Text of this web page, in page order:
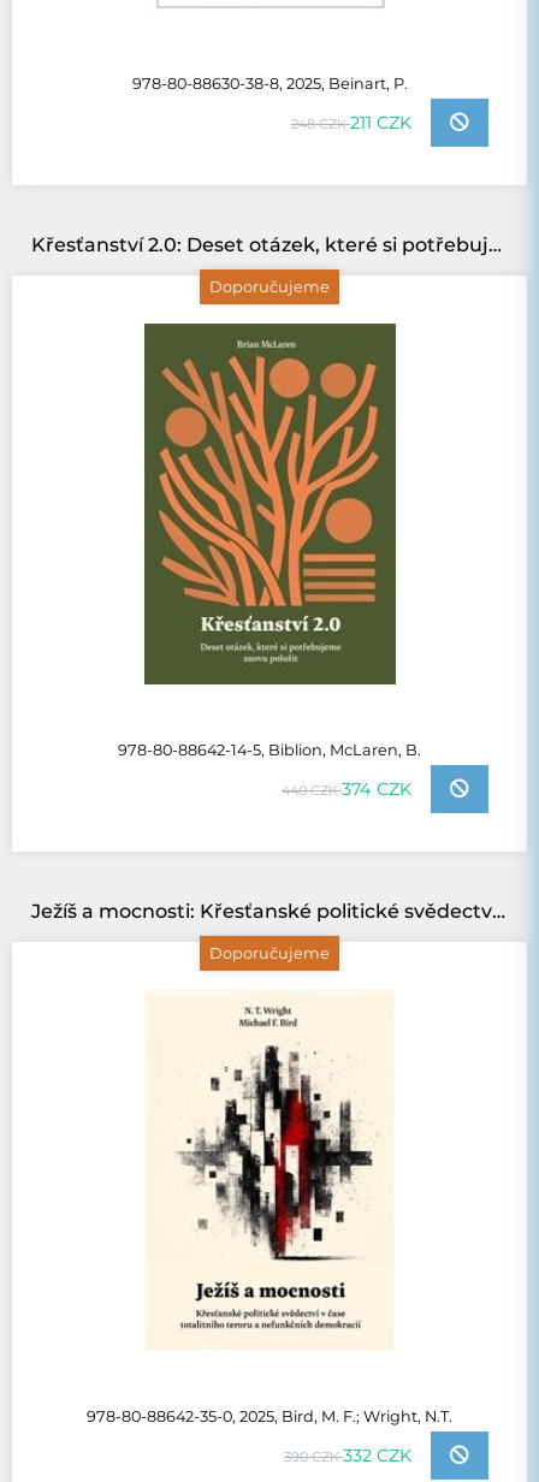
978-80-88630-38-8, 2025, Beinart, P.
248 CZK211 CZK
Doporučujeme
Křesťanství 2.0: Deset otázek, které si potřebujeme znovu položit
978-80-88642-14-5, Biblion, McLaren, B.
440 CZK374 CZK
Doporučujeme
Ježíš a mocnosti: Křesťanské politické svědectví v čase totalitního teroru a nefunkčních demokracií
978-80-88642-35-0, 2025, Bird, M. F.; Wright, N.T.
390 CZK332 CZK